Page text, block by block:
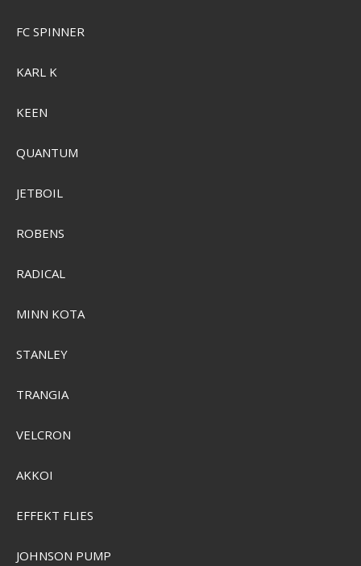
SEK 881,00
Ilures Putlingen 5gram - Håndmalet i Danmark af PFB
SEK 87,00
FC SPINNER
KARL K
KEEN
QUANTUM
JETBOIL
ROBENS
RADICAL
MINN KOTA
STANLEY
TRANGIA
VELCRON
AKKOI
EFFEKT FLIES
JOHNSON PUMP